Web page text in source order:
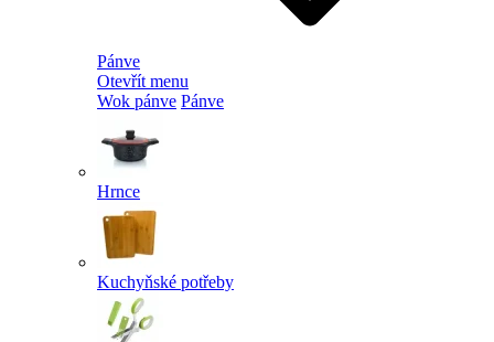
Pánve
Otevřít menu
Wok pánve Pánve
Hrnce
Kuchyňské potřeby